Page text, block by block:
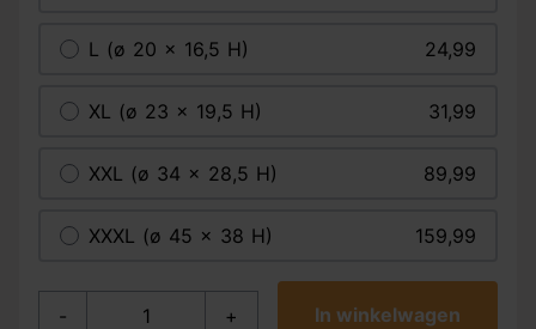
L (ø 20 x 16,5 H) 24,99
XL (ø 23 x 19,5 H) 31,99
XXL (ø 34 x 28,5 H) 89,99
XXXL (ø 45 x 38 H) 159,99
- + In winkelwagen